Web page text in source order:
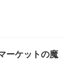
ーケットの魔